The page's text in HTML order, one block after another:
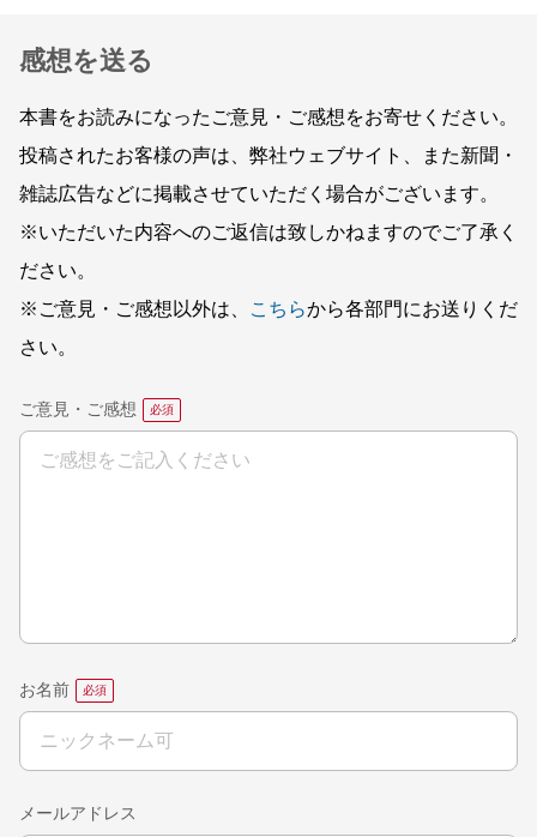
感想を送る
本書をお読みになったご意見・ご感想をお寄せください。
投稿されたお客様の声は、弊社ウェブサイト、また新聞・
雑誌広告などに掲載させていただく場合がございます。
※いただいた内容へのご返信は致しかねますのでご了承く
ださい。
※ご意見・ご感想以外は、
こちらから各部門にお送りくだ
さい。
ご意見・ご感想
お名前
メールアドレス